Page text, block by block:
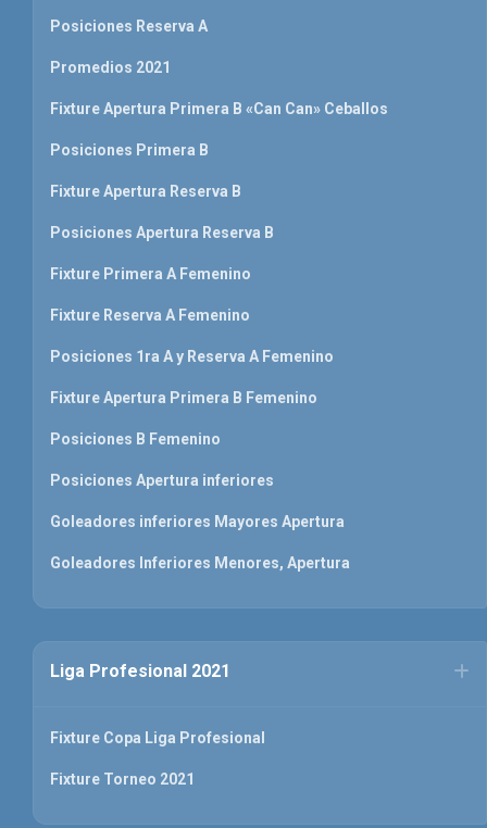
Posiciones Reserva A
Promedios 2021
Fixture Apertura Primera B «Can Can» Ceballos
Posiciones Primera B
Fixture Apertura Reserva B
Posiciones Apertura Reserva B
Fixture Primera A Femenino
Fixture Reserva A Femenino
Posiciones 1ra A y Reserva A Femenino
Fixture Apertura Primera B Femenino
Posiciones B Femenino
Posiciones Apertura inferiores
Goleadores inferiores Mayores Apertura
Goleadores Inferiores Menores, Apertura
Liga Profesional 2021
Fixture Copa Liga Profesional
Fixture Torneo 2021